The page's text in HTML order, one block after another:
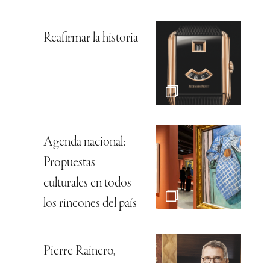
Reafirmar la historia
Agenda nacional:
Propuestas
culturales en todos
los rincones del país
Pierre Rainero,